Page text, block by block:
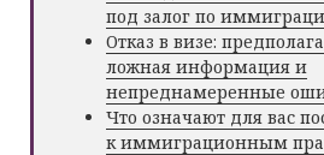
под залог по
Отказ в визе:
ложная информация и
непреднамеренные
Что означают для вас
к иммиграционным